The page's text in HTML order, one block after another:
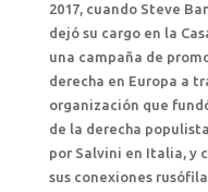
2017, cuando Steve
dejó su cargo en la
una campaña de
derecha en Europa a
organización que
de la derecha
por Salvini en Italia, y
sus conexiones